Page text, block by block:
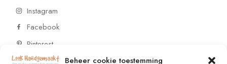
Beheer cookie toestemming
Instagram
Facebook
Pinterest